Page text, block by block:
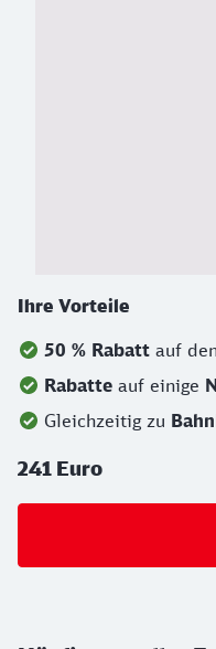
Ihre Vorteile
50 % Rabatt auf
Rabatte auf einige
Gleichzeitig zu
241 Euro